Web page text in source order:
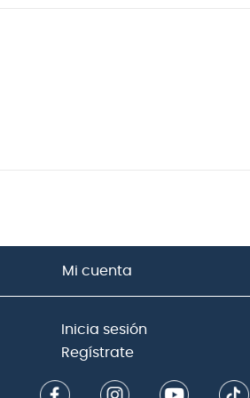
Mi cuenta
Inicia sesión
Regístrate